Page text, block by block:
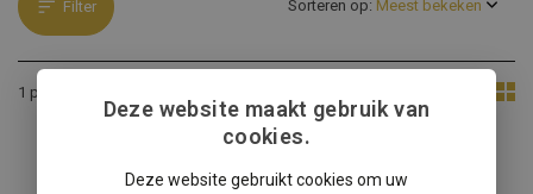
Filter
1 product
Sorteren op:
Volkswagen Jetta 2 Tuning Art schroefset
Deze website maakt gebruik van
cookies.
Deze website gebruikt cookies om uw